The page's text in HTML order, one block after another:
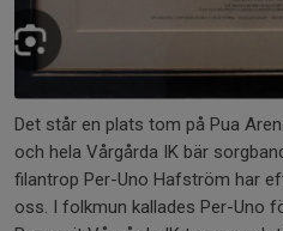
Det står en plats tom på Pua
och hela Vårgårda IK bär
filantrop Per-Uno Hafström har
oss. I folkmun kallades Per-Uno